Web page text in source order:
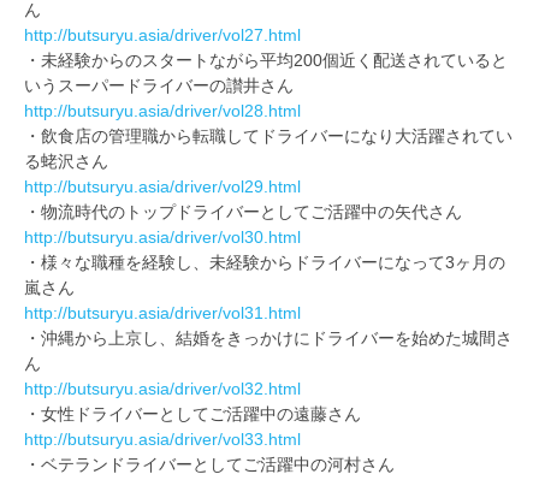
ん
http://butsuryu.asia/driver/vol27.html
・未経験からのスタートながら平均200個近く配送されていると
いうスーパードライバーの讃井さん
http://butsuryu.asia/driver/vol28.html
・飲食店の管理職から転職してドライバーになり大活躍されてい
る蛯沢さん
http://butsuryu.asia/driver/vol29.html
・物流時代のトップドライバーとしてご活躍中の矢代さん
http://butsuryu.asia/driver/vol30.html
・様々な職種を経験し、未経験からドライバーになって3ヶ月の
嵐さん
http://butsuryu.asia/driver/vol31.html
・沖縄から上京し、結婚をきっかけにドライバーを始めた城間さ
ん
http://butsuryu.asia/driver/vol32.html
・女性ドライバーとしてご活躍中の遠藤さん
http://butsuryu.asia/driver/vol33.html
・ベテランドライバーとしてご活躍中の河村さん